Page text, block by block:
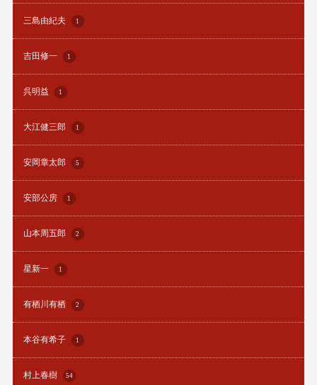
三島由紀夫 1
吉田修一 1
呉明益 1
大江健三郎 1
安岡章太郎 5
安部公房 1
山本周五郎 2
星新一 1
有栖川有栖 2
本谷有希子 1
村上春樹 54